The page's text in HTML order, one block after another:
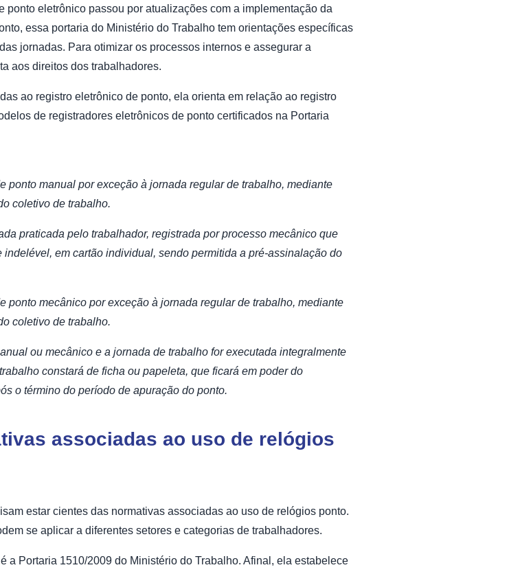
eletrônico passou por atualizações com a implementação da
essa portaria do Ministério do Trabalho tem orientações específicas
jornadas. Para otimizar os processos internos e assegurar a
aos direitos dos trabalhadores.
ao registro eletrônico de ponto, ela orienta em relação ao registro
de registradores eletrônicos de ponto certificados na Portaria
ponto manual por exceção à jornada regular de trabalho, mediante
coletivo de trabalho.
praticada pelo trabalhador, registrada por processo mecânico que
em cartão individual, sendo permitida a pré-assinalação do
ponto mecânico por exceção à jornada regular de trabalho, mediante
coletivo de trabalho.
ou mecânico e a jornada de trabalho for executada integralmente
constará de ficha ou papeleta, que ficará em poder do
o término do período de apuração do ponto.
associadas ao uso de relógios
estar cientes das normativas associadas ao uso de relógios ponto.
se aplicar a diferentes setores e categorias de trabalhadores.
a Portaria 1510/2009 do Ministério do Trabalho. Afinal, ela estabelece